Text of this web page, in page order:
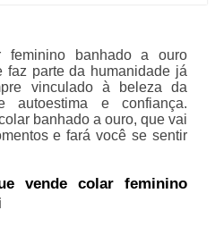
banhado a ouro
faz parte da humanidade já
vinculado à beleza da
autoestima e confiança.
banhado a ouro, que vai
e fará você se sentir
vende colar feminino